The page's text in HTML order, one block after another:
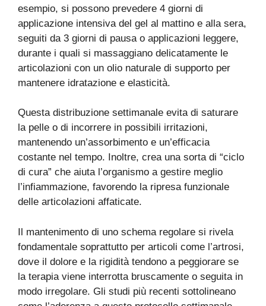
esempio, si possono prevedere 4 giorni di
applicazione intensiva del gel al mattino e alla sera,
seguiti da 3 giorni di pausa o applicazioni leggere,
durante i quali si massaggiano delicatamente le
articolazioni con un olio naturale di supporto per
mantenere idratazione e elasticità.
Questa distribuzione settimanale evita di saturare
la pelle o di incorrere in possibili irritazioni,
mantenendo un’assorbimento e un’efficacia
costante nel tempo. Inoltre, crea una sorta di “ciclo
di cura” che aiuta l’organismo a gestire meglio
l’infiammazione, favorendo la ripresa funzionale
delle articolazioni affaticate.
Il mantenimento di uno schema regolare si rivela
fondamentale soprattutto per articoli come l’artrosi,
dove il dolore e la rigidità tendono a peggiorare se
la terapia viene interrotta bruscamente o seguita in
modo irregolare. Gli studi più recenti sottolineano